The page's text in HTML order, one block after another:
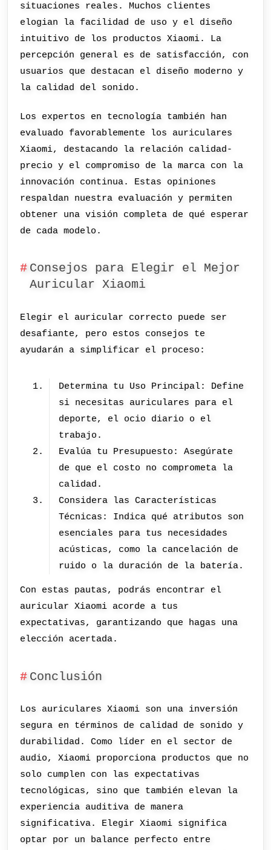
situaciones reales. Muchos clientes
elogian la facilidad de uso y el diseño
intuitivo de los productos Xiaomi. La
percepción general es de satisfacción, con
usuarios que destacan el diseño moderno y
la calidad del sonido.
Los expertos en tecnología también han
evaluado favorablemente los auriculares
Xiaomi, destacando la relación calidad-
precio y el compromiso de la marca con la
innovación continua. Estas opiniones
respaldan nuestra evaluación y permiten
obtener una visión completa de qué esperar
de cada modelo.
Consejos para Elegir el Mejor
Auricular Xiaomi
Elegir el auricular correcto puede ser
desafiante, pero estos consejos te
ayudarán a simplificar el proceso:
Determina tu Uso Principal: Define
si necesitas auriculares para el
deporte, el ocio diario o el
trabajo.
Evalúa tu Presupuesto: Asegúrate
de que el costo no comprometa la
calidad.
Considera las Características
Técnicas: Indica qué atributos son
esenciales para tus necesidades
acústicas, como la cancelación de
ruido o la duración de la batería.
Con estas pautas, podrás encontrar el
auricular Xiaomi acorde a tus
expectativas, garantizando que hagas una
elección acertada.
Conclusión
Los auriculares Xiaomi son una inversión
segura en términos de calidad de sonido y
durabilidad. Como líder en el sector de
audio, Xiaomi proporciona productos que no
solo cumplen con las expectativas
tecnológicas, sino que también elevan la
experiencia auditiva de manera
significativa. Elegir Xiaomi significa
optar por un balance perfecto entre